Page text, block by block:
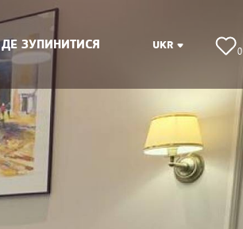
ДЕ ЗУПИНИТИСЯ UKR 0